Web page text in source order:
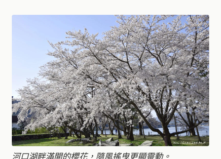
河口湖畔滿開的櫻花，隨風搖曳更顯靈動。